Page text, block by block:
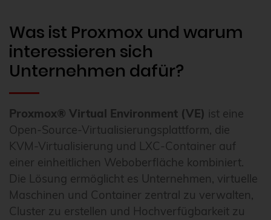
Was ist Proxmox und warum
interessieren sich
Unternehmen dafür?
Proxmox® Virtual Environment (VE) ist eine
Open-Source-Virtualisierungsplattform, die
KVM-Virtualisierung und LXC-Container auf
einer einheitlichen Weboberfläche kombiniert.
Die Lösung ermöglicht es Unternehmen, virtuelle
Maschinen und Container zentral zu verwalten,
Cluster zu erstellen und Hochverfügbarkeit zu